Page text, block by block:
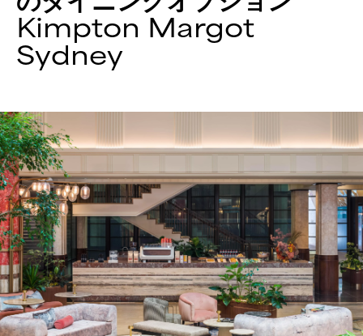
Kimpton Margot
Sydney